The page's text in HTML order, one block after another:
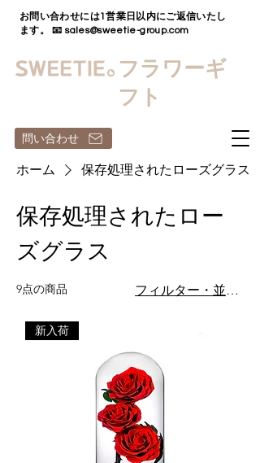
問い合わせ
フラワーギ
フト
お問い合わせには1営業日以内にご返信いたし
ます。 📧sales@sweetie-group.com
ホーム 保存処理されたローズグラス
保存処理されたロー
ズグラス
9点の商品 フィルター・並び替え
新入荷